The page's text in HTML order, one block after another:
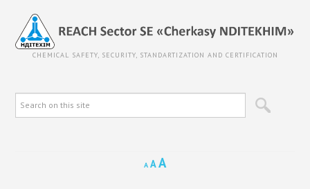
CHEMICAL SAFETY, SECURITY, STANDARTIZATION AND CERTIFICATION
A A A